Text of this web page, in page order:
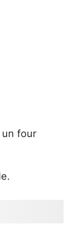
un four